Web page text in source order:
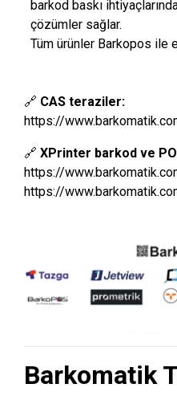
barkod baskı
çözümler sağlar.
Tüm ürünler Barkopos ile
🔗 CAS teraziler:
https://
🔗 XPrinter barkod ve
https://
https://
Barkomatik